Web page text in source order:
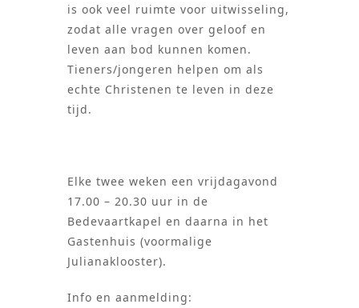
is ook veel ruimte voor uitwisseling,
zodat alle vragen over geloof en
leven aan bod kunnen komen.
Tieners/jongeren helpen om als
echte Christenen te leven in deze
tijd.
Elke twee weken een vrijdagavond
17.00 – 20.30 uur in de
Bedevaartkapel en daarna in het
Gastenhuis (voormalige
Julianaklooster).
Info en aanmelding: